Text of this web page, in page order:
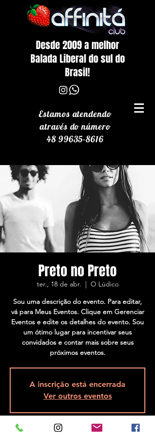
Desde 2009 a melhor
Balada Liberal do sul do
Brasil!
Estamos atendendo
atravésdo número
48 99635-8616
Preto no Preto
ter., 18 de abr.
  |
O Lúdico
Sou uma descrição do evento. Para editar,
vá para Meus Eventos. Clique em Gerenciar
Eventos e edite os detalhes do evento. Sou
um ótimo lugar para incentivar seus
convidados e contar mais sobre seus
próximos eventos.
A inscrição está encerrada
Ver outros eventos